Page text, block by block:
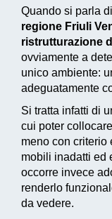
Quando si parla di
regione Friuli
ristrutturazione
ovviamente a
unico ambiente:
adeguatamente
Si tratta infatti di
cui poter
meno con criterio
mobili inadatti ed
occorre invece
renderlo
da vedere.